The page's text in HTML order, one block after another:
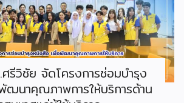
รีวิชัย จัดโครงการซ่อมบำรุง
ฒนาคุณภาพการให้บริการด้าน